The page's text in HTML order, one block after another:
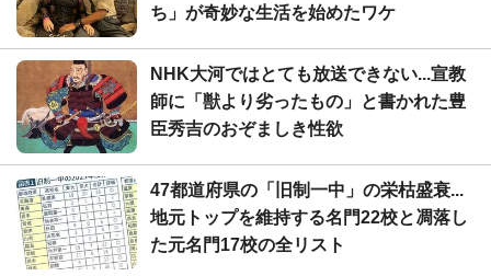
ち」が奇妙な生活を始めたワケ
NHK大河ではとても放送できない...宣教
師に「獣より劣ったもの」と書かれた豊
臣秀吉のおぞましき性欲
47都道府県の「旧制一中」の栄枯盛衰...
地元トップを維持する名門22校と凋落し
た元名門17校の全リスト